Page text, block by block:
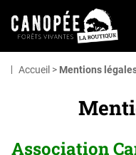
Accueil > Mentions
Association